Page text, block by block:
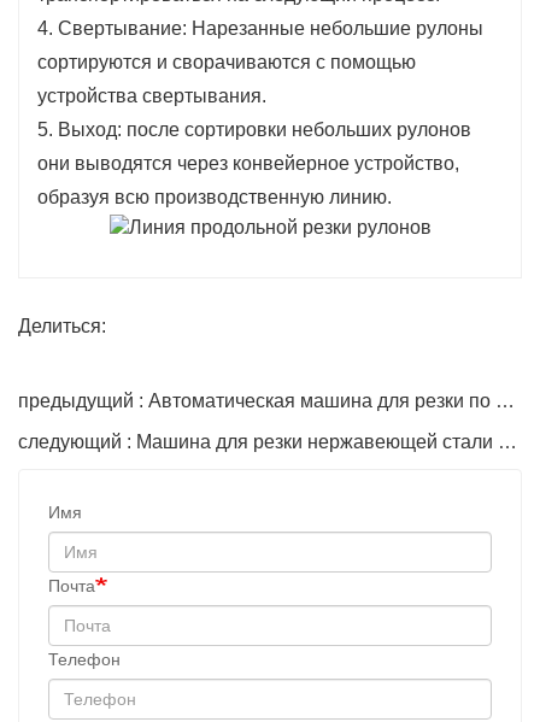
4. Свертывание: Нарезанные небольшие рулоны
сортируются и сворачиваются с помощью
устройства свертывания.
5. Выход: после сортировки небольших рулонов
они выводятся через конвейерное устройство,
образуя всю производственную линию.
Делиться:
предыдущий : Автоматическая машина для резки по длине
следующий : Машина для резки нержавеющей стали по длине
Имя
Почта
Телефон